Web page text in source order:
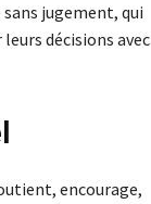
sans jugement, qui
décisions avec
encourage,